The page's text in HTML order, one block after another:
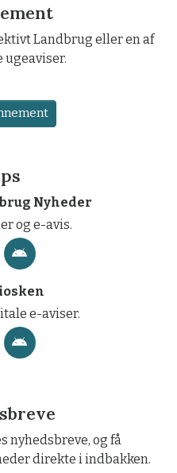
Landbrug eller en af
ugeaviser.
Nyheder
og e-avis.
e-aviser.
nyhedsbreve, og få
direkte i indbakken.